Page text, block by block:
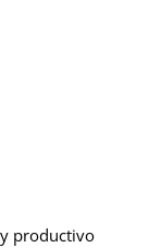
productivo